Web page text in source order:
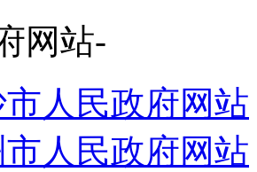
网站-
人民政府网站
人民政府网站